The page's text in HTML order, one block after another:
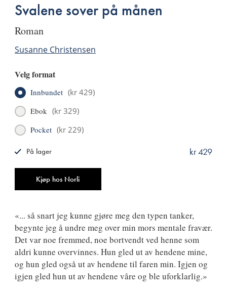
Svalene sover på månen
roman
Susanne Christensen
Velg format
Innbundet (kr 429)
Ebok (kr 329)
Pocket (kr 229)
Kjøp hos Norli
kr 429
På lager
«... så snart jeg kunne gjøre meg den typen tanker,
begynte jeg å undre meg over min mors mentale fravær.
Det var noe fremmed, noe bortvendt ved henne som
aldri kunne overvinnes. Hun gled ut av hendene mine,
og hun gled også ut av hendene til faren min. Igjen og
igjen gled hun ut av hendene våre og ble uforklarlig.»